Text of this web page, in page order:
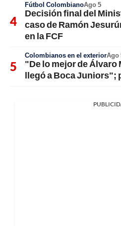
Fútbol ColombianoAgo 5
Decisión final del
caso de Ramón
en la FCF
Colombianos en el exteriorAgo
"De lo mejor de Álvaro
llegó a Boca Juniors";